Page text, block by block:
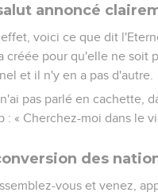
annoncé
effet, voici ce que dit
créée pour qu'elle ne soit
et il n'y en a pas d'autre.
pas parlé en cachette,
: « Cherchez-moi dans le
des
vous et venez,